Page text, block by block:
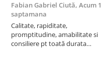
Fabian Gabriel Ciută, Acum 1
saptamana
Calitate, rapiditate,
promptitudine, amabilitate si
consiliere pt toată durata